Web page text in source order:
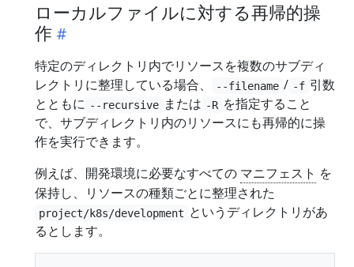
ローカルファイルに対する再帰的操
作
特定のディレクトリ内でリソースを複数のサブディ
レクトリに整理している場合、
--filename / -f 引数
とともに --recursive または -R を指定すること
で、サブディレクトリ内のリソースにも再帰的に操
作を実行できます。
例えば、開発環境に必要なすべての マニフェスト を
保持し、リソースの種類ごとに整理された
project/k8s/development というディレクトリがあ
るとします。